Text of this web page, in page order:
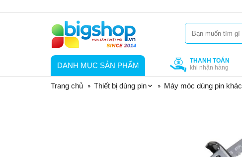
DANH MỤC SẢN PHẨM
THANH TOÁN
khi nhận hàng
Trang chủ
Thiết bị dùng pin Máy móc dùng pin khác